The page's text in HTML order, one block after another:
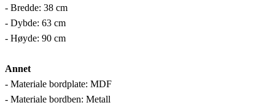
- Bredde: 38 cm
- Dybde: 63 cm
- Høyde: 90 cm
Annet
- Materiale bordplate: MDF
- Materiale bordben: Metall